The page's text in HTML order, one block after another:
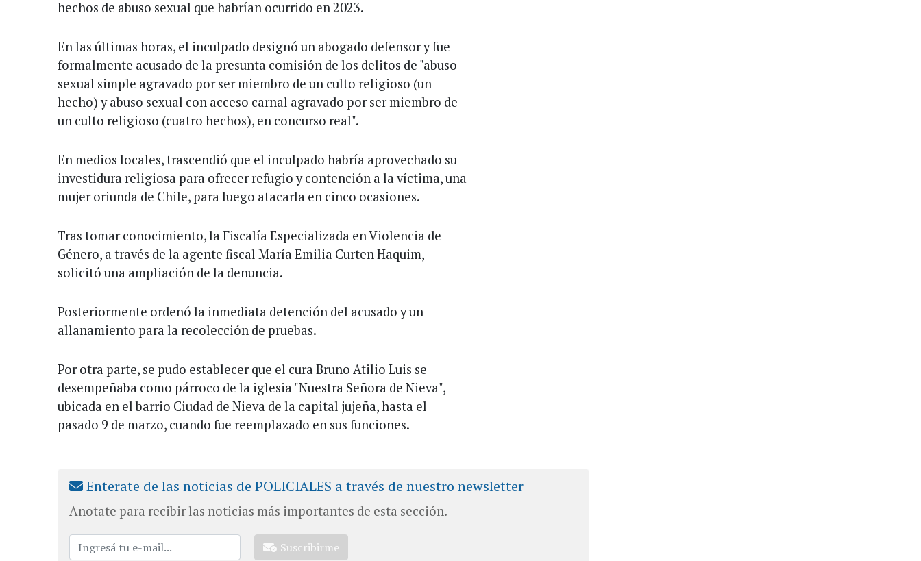
hechos de abuso sexual que habrían ocurrido en 2023.
En las últimas horas, el inculpado designó un abogado defensor y fue
formalmente acusado de la presunta comisión de los delitos de "abuso
sexual simple agravado por ser miembro de un culto religioso (un
hecho) y abuso sexual con acceso carnal agravado por ser miembro de
un culto religioso (cuatro hechos), en concurso real".
En medios locales, trascendió que el inculpado habría aprovechado su
investidura religiosa para ofrecer refugio y contención a la víctima, una
mujer oriunda de Chile, para luego atacarla en cinco ocasiones.
Tras tomar conocimiento, la Fiscalía Especializada en Violencia de
Género, a través de la agente fiscal María Emilia Curten Haquim,
solicitó una ampliación de la denuncia.
Posteriormente ordenó la inmediata detención del acusado y un
allanamiento para la recolección de pruebas.
Por otra parte, se pudo establecer que el cura Bruno Atilio Luis se
desempeñaba como párroco de la iglesia "Nuestra Señora de Nieva",
ubicada en el barrio Ciudad de Nieva de la capital jujeña, hasta el
pasado 9 de marzo, cuando fue reemplazado en sus funciones.
Enterate de las noticias de POLICIALES a través de nuestro newsletter
Anotate para recibir las noticias más importantes de esta sección.
Suscribirme